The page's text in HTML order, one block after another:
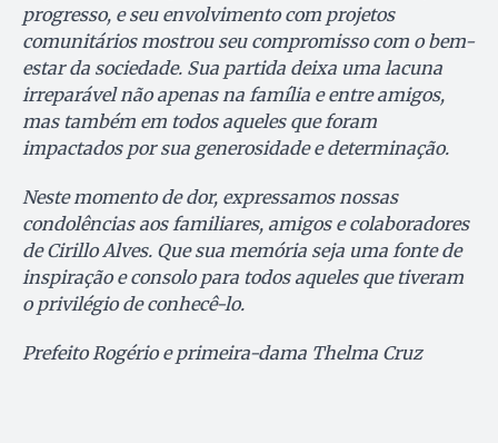
progresso, e seu envolvimento com projetos
comunitários mostrou seu compromisso com o bem-
estar da sociedade. Sua partida deixa uma lacuna
irreparável não apenas na família e entre amigos,
mas também em todos aqueles que foram
impactados por sua generosidade e determinação.
Neste momento de dor, expressamos nossas
condolências aos familiares, amigos e colaboradores
de Cirillo Alves. Que sua memória seja uma fonte de
inspiração e consolo para todos aqueles que tiveram
o privilégio de conhecê-lo.
Prefeito Rogério e primeira-dama Thelma Cruz